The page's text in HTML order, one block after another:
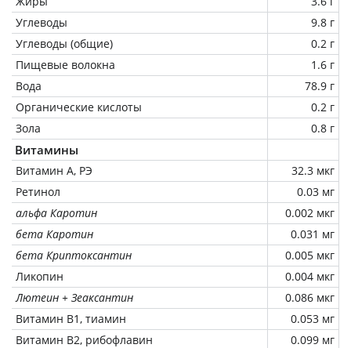
Углеводы
9.8 г
Углеводы (общие)
0.2 г
Пищевые волокна
1.6 г
Вода
78.9 г
Органические кислоты
0.2 г
Зола
0.8 г
Витамины
Витамин А, РЭ
32.3 мкг
Ретинол
0.03 мг
альфа Каротин
0.002 мкг
бета Каротин
0.031 мг
бета Криптоксантин
0.005 мкг
Ликопин
0.004 мкг
Лютеин + Зеаксантин
0.086 мкг
Витамин В1, тиамин
0.053 мг
Витамин В2, рибофлавин
0.099 мг